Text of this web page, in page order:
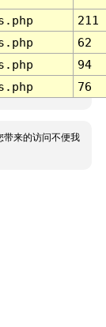
211
62
94
76
带来的访问不便我